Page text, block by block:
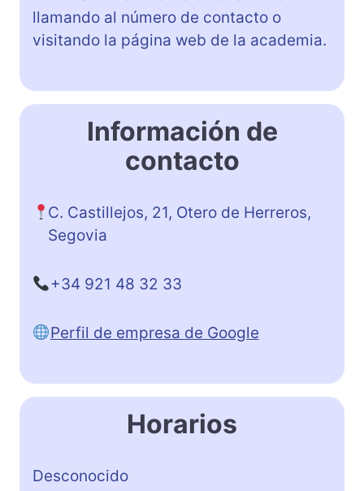
llamando al número de contacto o
visitando la página web de la academia.
Información de
contacto
C. Castillejos, 21, Otero de Herreros,
Segovia
+34 921 48 32 33
Perfil de empresa de Google
Horarios
Desconocido